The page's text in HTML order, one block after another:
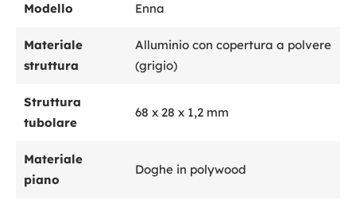
Modello Enna
Materiale
struttura
Alluminio con copertura a polvere
(grigio)
Struttura
tubolare
68 x 28 x 1,2 mm
Materiale
piano
Doghe in polywood